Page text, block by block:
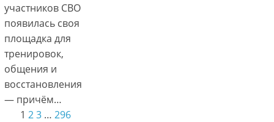
участников СВО
появилась своя
площадка для
тренировок,
общения и
восстановления
— причём…
1 23 … 296